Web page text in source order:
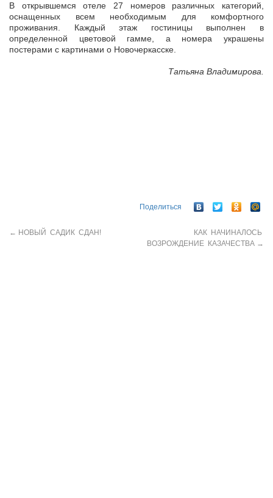
В открывшемся отеле 27 номеров различных категорий,
оснащенных всем необходимым для комфортного
проживания. Каждый этаж гостиницы выполнен в
определенной цветовой гамме, а номера украшены
постерами с картинами о Новочеркасске.
Татьяна Владимирова.
Поделиться
← НОВЫЙ САДИК СДАН!
КАК НАЧИНАЛОСЬ
ВОЗРОЖДЕНИЕ КАЗАЧЕСТВА →